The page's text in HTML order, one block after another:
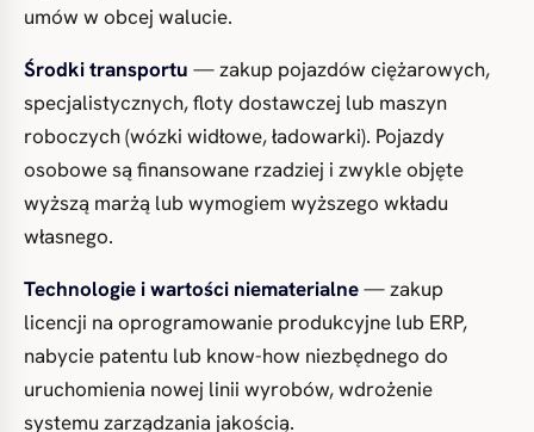
umów w obcej walucie.
Środki transportu — zakup pojazdów ciężarowych,
specjalistycznych, floty dostawczej lub maszyn
roboczych (wózki widłowe, ładowarki). Pojazdy
osobowe są finansowane rzadziej i zwykle objęte
wyższą marżą lub wymogiem wyższego wkładu
własnego.
Technologie i wartości niematerialne— zakup
licencji na oprogramowanie produkcyjne lub ERP,
nabycie patentu lub know-how niezbędnego do
uruchomienia nowej linii wyrobów, wdrożenie
systemu zarządzania jakością.